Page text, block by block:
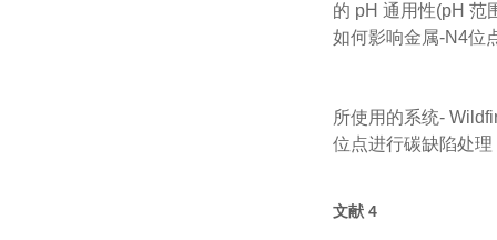
的 pH 通用性(pH 范
如何影响金属-N4位点
所使用的系统-
位点进行碳缺陷处理
文献 4